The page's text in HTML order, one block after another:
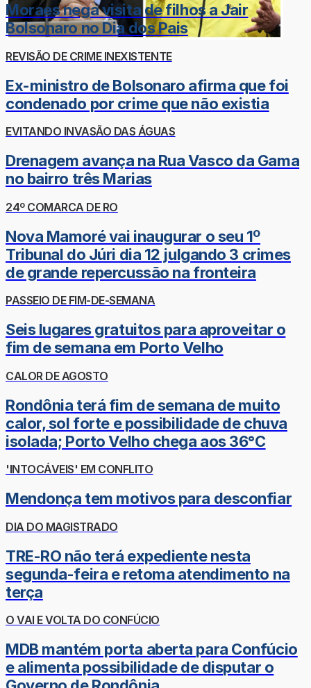
Moraes nega visita de filhos a Jair
Bolsonaro no Dia dos Pais
REVISÃO DE CRIME INEXISTENTE
Ex-ministro de Bolsonaro afirma que foi
condenado por crime que não existia
EVITANDO INVASÃO DAS ÁGUAS
Drenagem avança na Rua Vasco da Gama
no bairro três Marias
24º COMARCA DE RO
Nova Mamoré vai inaugurar o seu 1º
Tribunal do Júri dia 12 julgando 3 crimes
de grande repercussão na fronteira
PASSEIO DE FIM-DE-SEMANA
Seis lugares gratuitos para aproveitar o
fim de semana em Porto Velho
CALOR DE AGOSTO
Rondônia terá fim de semana de muito
calor, sol forte e possibilidade de chuva
isolada; Porto Velho chega aos 36°C
'INTOCÁVEIS' EM CONFLITO
Mendonça tem motivos para desconfiar
DIA DO MAGISTRADO
TRE-RO não terá expediente nesta
segunda-feira e retoma atendimento na
terça
O VAI E VOLTA DO CONFÚCIO
MDB mantém porta aberta para Confúcio
e alimenta possibilidade de disputar o